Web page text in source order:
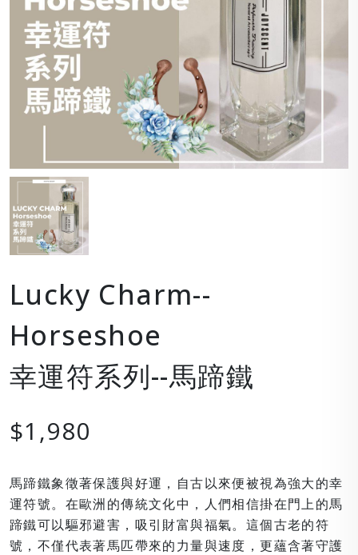
Lucky Charm--
Horseshoe
幸運符系列--馬蹄鐵
$1,980
馬蹄鐵象徵著保護與好運，自古以來便被視為強大的幸
運符號。在歐洲的傳統文化中，人們相信掛在門上的馬
蹄鐵可以驅邪避害，吸引財富與福氣。這個古老的符
號，不僅代表著馬匹帶來的力量與速度，更蘊含著守護